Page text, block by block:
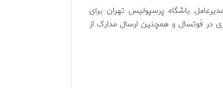
باشگاه پرسپولیس تهران برای
در فوتسال و همچنین ارسال مدارک از